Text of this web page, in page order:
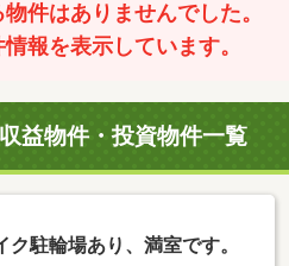
件はありませんでした。
報を表示しています。
益物件・投資物件一覧
ク駐輪場あり、満室です。